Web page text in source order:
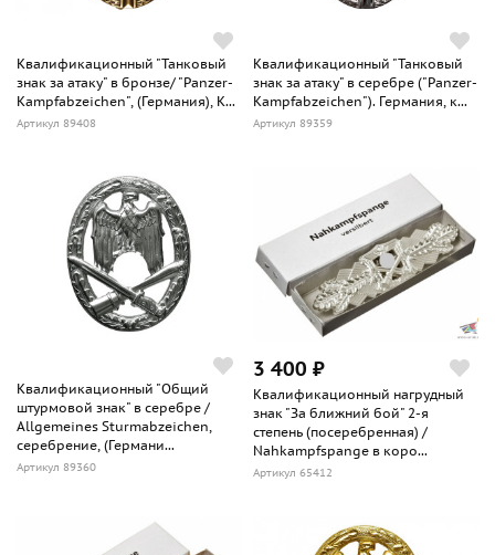
Квалификационный "Танковый
знак за атаку" в бронзе/ "Panzer-
Kampfabzeichen", (Германия), К...
Артикул 89408
Квалификационный "Танковый
знак за атаку" в серебре ("Panzer-
Kampfabzeichen"). Германия, к...
Артикул 89359
Квалификационный "Общий
штурмовой знак" в серебре /
Allgemeines Sturmabzeichen,
серебрение, (Германи...
Артикул 89360
3 400 ₽
Квалификационный нагрудный
знак "За ближний бой" 2-я
степень (посеребренная) /
Nahkampfspange в коро...
Артикул 65412